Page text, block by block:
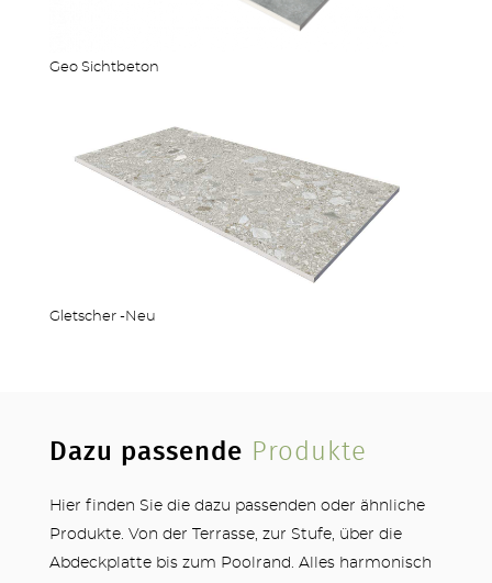
Geo Sichtbeton
Gletscher -Neu
Dazu passende Produkte
Hier finden Sie die dazu passenden oder ähnliche
Produkte. Von der Terrasse, zur Stufe, über die
Abdeckplatte bis zum Poolrand. Alles harmonisch